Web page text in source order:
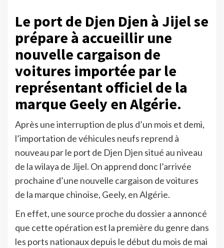
Le port de Djen Djen à Jijel se
prépare à accueillir une
nouvelle cargaison de
voitures importée par le
représentant officiel de la
marque Geely en Algérie.
Après une interruption de plus d’un mois et demi,
l’importation de véhicules neufs reprend à
nouveau par le port de Djen Djen situé au niveau
de la wilaya de Jijel. On apprend donc l’arrivée
prochaine d’une nouvelle cargaison de voitures
de la marque chinoise, Geely, en Algérie.
En effet, une source proche du dossier a annoncé
que cette opération est la première du genre dans
les ports nationaux depuis le début du mois de mai